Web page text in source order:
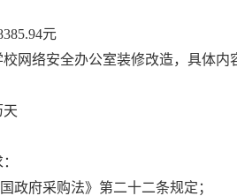
元
校网络安全办公室装修改造，具体内
天
政府采购法》第二十二条规定；